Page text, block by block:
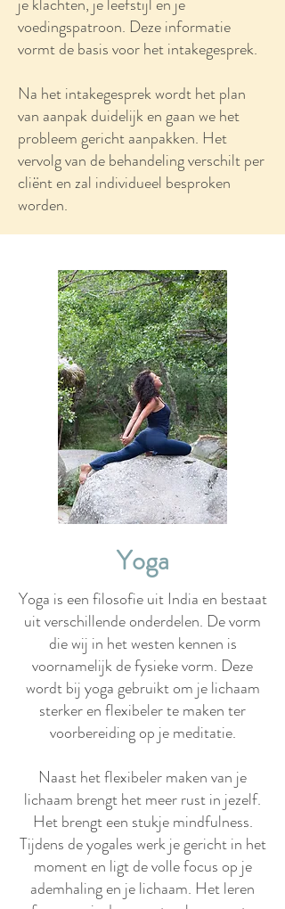
voedingspatroon. Deze informatie
vormt de basis voor het intakegesprek.
Na het intakegesprek wordt het plan
van aanpak duidelijk en gaan we het
probleem gericht aanpakken. Het
vervolg van de behandeling verschilt per
cliënt en zal individueel besproken
worden.
Yoga
Yoga is een filosofie uit India en bestaat
uit verschillende onderdelen. De vorm
die wij in het westen kennen is
voornamelijk de fysieke vorm. Deze
wordt bij yoga gebruikt om je lichaam
sterker en flexibeler te maken ter
voorbereiding op je meditatie.
Naast het flexibeler maken van je
lichaam brengt het meer rust in jezelf.
Het brengt een stukje mindfulness.
Tijdens de yogales werk je gericht in het
moment en ligt de volle focus op je
ademhaling en je lichaam. Het leren